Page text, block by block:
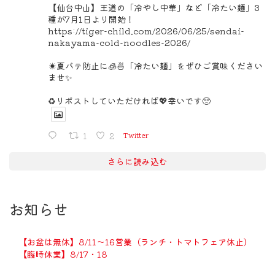
【仙台中山】王道の「冷やし中華」など「冷たい麺」3
種が7月1日より開始！
https://tiger-child.com/2026/06/25/sendai-
nakayama-cold-noodles-2026/
☀️夏バテ防止に🧊🍜「冷たい麺」をぜひご賞味ください
ませ✨
♻️リポストしていただければ💖幸いです🥺
1 2 Twitter
さらに読み込む
お知らせ
【お盆は無休】8/11〜16営業（ランチ・トマトフェア休止）
【臨時休業】8/17・18